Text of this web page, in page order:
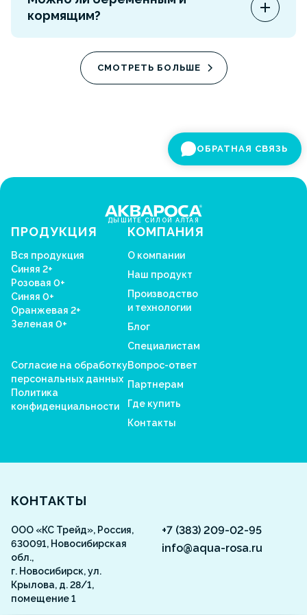
регулярного очищения, 2% — при заложенности
кормящим?
инструкцию к конкретному продукту. При
сомнениях лучше проконсультироваться со
СМОТРЕТЬ БОЛЬШЕ
ОБРАТНАЯ СВЯЗЬ
ДЫШИТЕ СИЛОЙ АЛТАЯ
ПРОДУКЦИЯ
Вся продукция
Синяя 2+
Розовая 0+
Синяя 0+
Оранжевая 2+
Зеленая 0+
Согласие на обработку
персональных данных
Политика
конфиденциальности
КОМПАНИЯ
О компании
Наш продукт
Производство
и технологии
Блог
Специалистам
Вопрос-ответ
Партнерам
Где купить
Контакты
Aquarosa
КОНТАКТЫ
ООО «КС Трейд», Россия,
630091, Новосибирская
обл.,
г. Новосибирск, ул.
Крылова, д. 28/1,
помещение 1
+7 (383) 209-02-95
info@aqua-rosa.ru